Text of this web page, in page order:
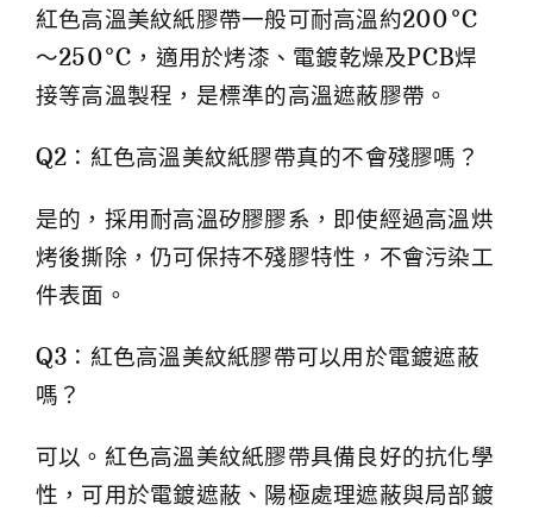
紅色高溫美紋紙膠帶一般可耐高溫約200°C
～250°C，適用於烤漆、電鍍乾燥及PCB焊
接等高溫製程，是標準的高溫遮蔽膠帶。
Q2：紅色高溫美紋紙膠帶真的不會殘膠嗎？
是的，採用耐高溫矽膠膠系，即使經過高溫烘
烤後撕除，仍可保持不殘膠特性，不會污染工
件表面。
Q3：紅色高溫美紋紙膠帶可以用於電鍍遮蔽
嗎？
可以。紅色高溫美紋紙膠帶具備良好的抗化學
性，可用於電鍍遮蔽、陽極處理遮蔽與局部鍍